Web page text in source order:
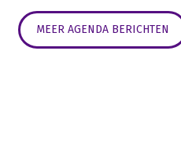
MEER AGENDA BERICHTEN